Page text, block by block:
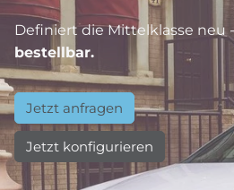
Definiert die Mittelklasse neu -
bestellbar.
Jetzt anfragen
Jetzt konfigurieren